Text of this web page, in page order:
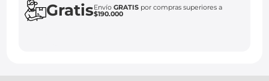
GratisEnvíoGRATIS por compras superiores a
$190.000